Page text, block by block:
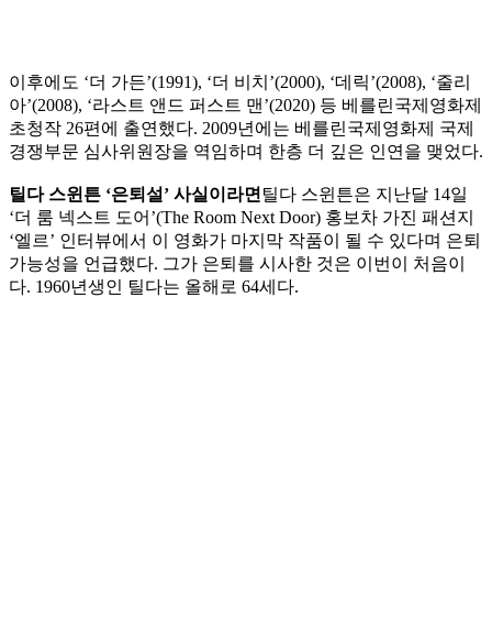
이후에도 ‘더 가든’(1991), ‘더 비치’(2000), ‘데릭’(2008), ‘줄리
아’(2008), ‘라스트 앤드 퍼스트 맨’(2020) 등 베를린국제영화제
초청작 26편에 출연했다. 2009년에는 베를린국제영화제 국제
경쟁부문 심사위원장을 역임하며 한층 더 깊은 인연을 맺었다.
틸다 스윈튼 ‘은퇴설’ 사실이라면 틸다 스윈튼은 지난달 14일
‘더 룸 넥스트 도어’(The Room Next Door) 홍보차 가진 패션지
‘엘르’ 인터뷰에서 이 영화가 마지막 작품이 될 수 있다며 은퇴
가능성을 언급했다. 그가 은퇴를 시사한 것은 이번이 처음이
다. 1960년생인 틸다는 올해로 64세다.